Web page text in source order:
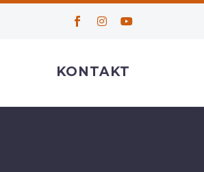
KONTAKT